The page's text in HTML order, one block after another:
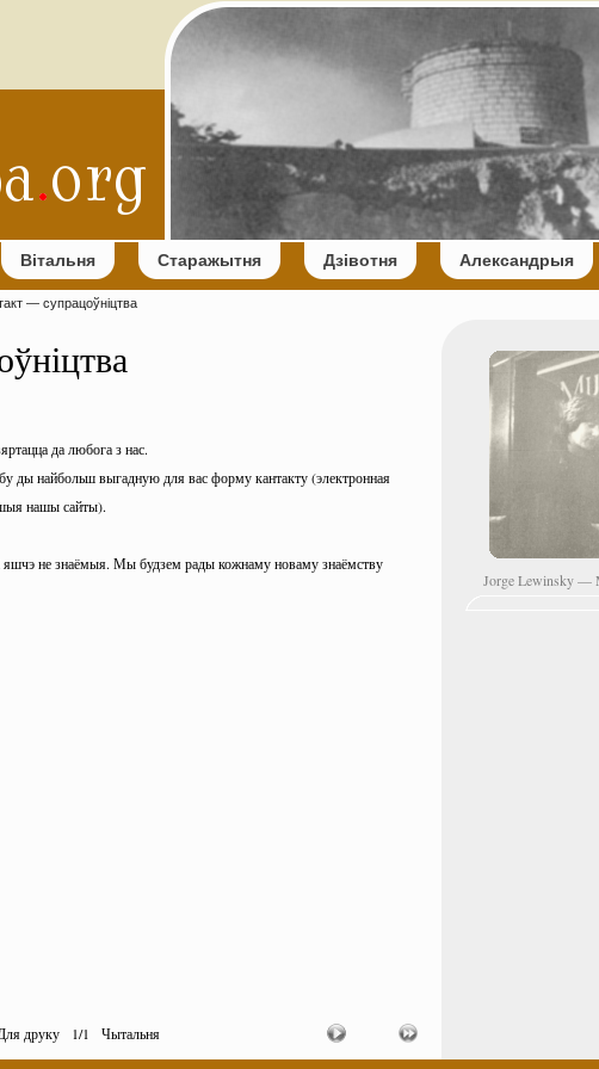
Вітальня Старажытня Дзівотня Александрыя
— супрацоўніцтва
да любога з нас.
ды найбольш выгадную для вас форму кантакту (электронная
нашы сайты).
яшчэ не знаёмыя. Мы будзем рады кожнаму новаму знаёмству
друку 1/1 Чытальня
Jorge Lewinsky —